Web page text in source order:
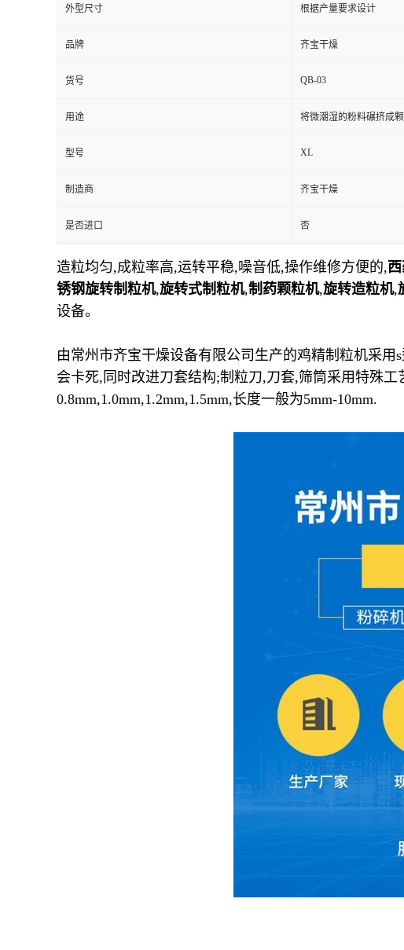
外型尺寸 根据产量要求设计
品牌 齐宝干燥
货号 QB-03
用途 将微潮湿的粉料碾挤成
型号 XL
制造商 齐宝干燥
是否进口 否
造粒均匀,成粒率高,运转平稳,噪音低,操作维修方便的,
锈钢旋转制粒机,旋转式制粒机,制药颗粒机,旋转造粒机,
设备。
由常州市齐宝干燥设备有限公司生产的鸡精制粒机采
会卡死,同时改进刀套结构;制粒刀,刀套,筛筒采用特殊
0.8mm,1.0mm,1.2mm,1.5mm,长度一般为5mm-10mm.